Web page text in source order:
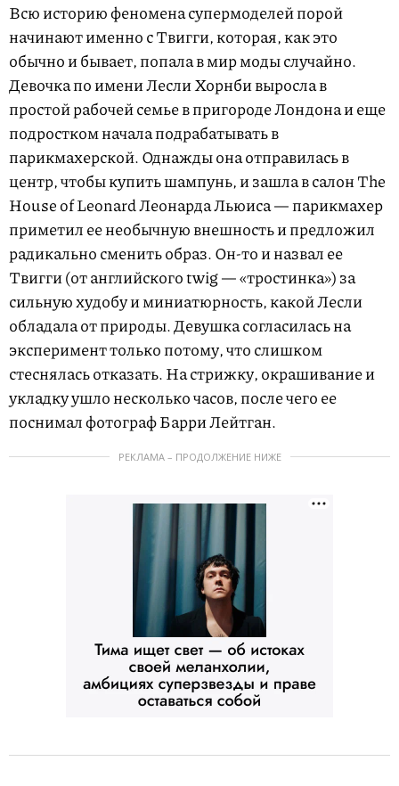
Всю историю феномена супермоделей порой
начинают именно с Твигги, которая, как это
обычно и бывает, попала в мир моды случайно.
Девочка по имени Лесли Хорнби выросла в
простой рабочей семье в пригороде Лондона и еще
подростком начала подрабатывать в
парикмахерской. Однажды она отправилась в
центр, чтобы купить шампунь, и зашла в салон The
House of Leonard Леонарда Льюиса — парикмахер
приметил ее необычную внешность и предложил
радикально сменить образ. Он-то и назвал ее
Твигги (от английского twig — «тростинка») за
сильную худобу и миниатюрность, какой Лесли
обладала от природы. Девушка согласилась на
эксперимент только потому, что слишком
стеснялась отказать. На стрижку, окрашивание и
укладку ушло несколько часов, после чего ее
поснимал фотограф Барри Лейтган.
РЕКЛАМА – ПРОДОЛЖЕНИЕ НИЖЕ